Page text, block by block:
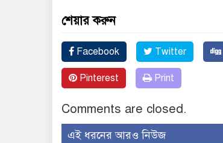
শেয়ার করুন
Facebook Twitter
Pinterest Print
Comments are closed.
এই ধরনের আরও নিউজ